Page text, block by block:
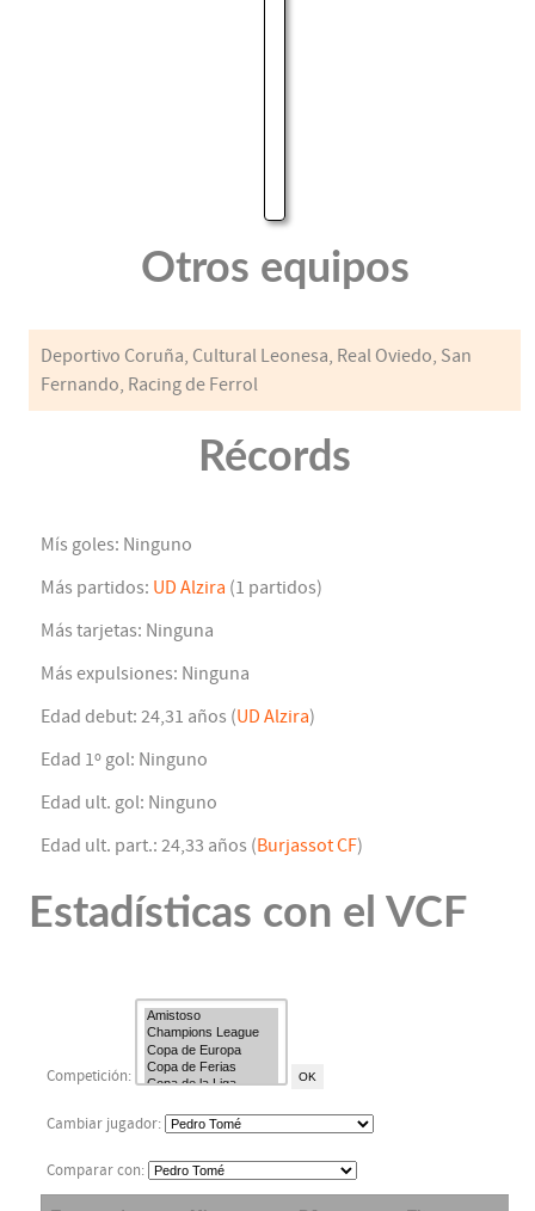
Otros equipos
Deportivo Coruña, Cultural Leonesa, Real Oviedo, San
Fernando, Racing de Ferrol
Récords
Mís goles: Ninguno
Más partidos: UD Alzira (1 partidos)
Más tarjetas: Ninguna
Más expulsiones: Ninguna
Edad debut: 24,31 años (UD Alzira)
Edad 1º gol: Ninguno
Edad ult. gol: Ninguno
Edad ult. part.: 24,33 años (Burjassot CF)
Estadísticas con el VCF
Competición:
Cambiar jugador:
Comparar con: